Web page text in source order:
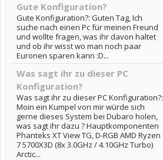
Gute Konfiguration?
Gute Konfiguration?: Guten Tag, Ich
suche nach einen Pc für meinen Freund
und wollte fragen, was ihr davon haltet
und ob ihr wisst wo man noch paar
Euronen sparen kann :D...
Was sagt ihr zu dieser PC
Konfiguration?
Was sagt ihr zu dieser PC Konfiguration?:
Moin ein Kumpel von mir würde sich
gerne dieses System bei Dubaro holen,
was sagt ihr dazu ? Hauptkomponenten
Phanteks XT View TG, D-RGB AMD Ryzen
7 5700X3D (8x 3.0GHz / 4.10GHz Turbo)
Arctic...